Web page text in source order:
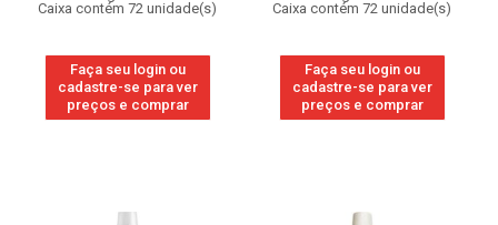
Caixa contém 72 unidade(s)
Faça seu login ou
cadastre-se para ver
preços e comprar
Caixa contém 72 unidade(s)
Faça seu login ou
cadastre-se para ver
preços e comprar